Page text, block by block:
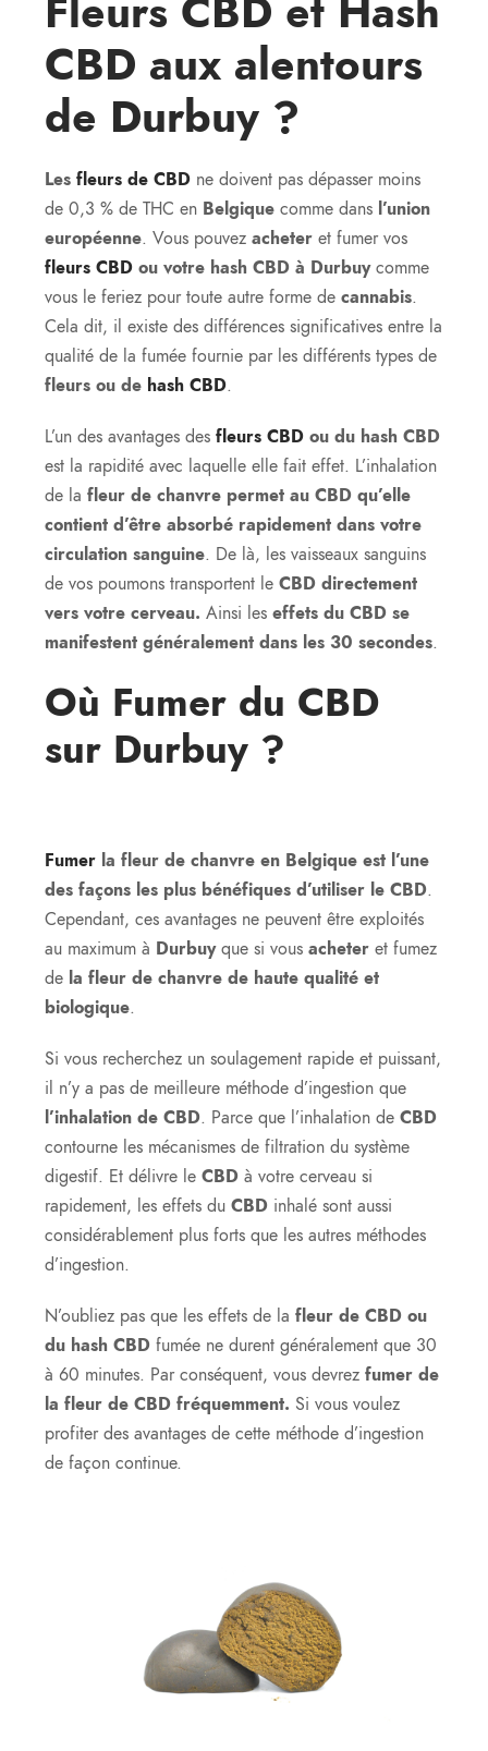
Fleurs CBD et Hash
CBD aux alentours
de Durbuy ?
Les fleurs de CBD ne doivent pas dépasser moins
de 0,3 % de THC en Belgique comme dans l’union
européenne. Vous pouvez acheter et fumer vos
fleurs CBD ou votre hash CBD à Durbuycomme
vous le feriez pour toute autre forme de cannabis.
Cela dit, il existe des différences significatives entre la
qualité de la fumée fournie par les différents types de
fleurs ou de hash CBD.
L’un des avantages des fleurs CBD ou du hash CBD
est la rapidité avec laquelle elle fait effet. L’inhalation
de la fleur de chanvre permet au CBD qu’elle
contient d’être absorbé rapidement dans votre
circulation sanguine. De là, les vaisseaux sanguins
de vos poumons transportent le CBD directement
vers votre cerveau. Ainsi les effets du CBD se
manifestent généralement dans les 30 secondes.
Où Fumer du CBD
sur Durbuy ?
Fumer la fleur de chanvre en Belgique est l’une
des façons les plus bénéfiques d’utiliser le CBD.
Cependant, ces avantages ne peuvent être exploités
au maximum à Durbuyque si vous acheter et fumez
de la fleur de chanvre de haute qualité et
biologique.
Si vous recherchez un soulagement rapide et puissant,
il n’y a pas de meilleure méthode d’ingestion que
l’inhalation de CBD. Parce que l’inhalation de CBD
contourne les mécanismes de filtration du système
digestif. Et délivre le CBD à votre cerveau si
rapidement, les effets du CBD inhalé sont aussi
considérablement plus forts que les autres méthodes
d’ingestion.
N’oubliez pas que les effets de la fleur de CBD ou
du hash CBD fumée ne durent généralement que 30
à 60 minutes. Par conséquent, vous devrez fumer de
la fleur de CBD fréquemment. Si vous voulez
profiter des avantages de cette méthode d’ingestion
de façon continue.